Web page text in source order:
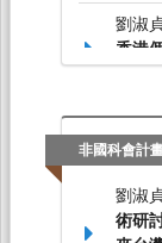
劉淑
香港
(1/2)
劉淑
城」
畫，
非國科會計
劉淑
術研